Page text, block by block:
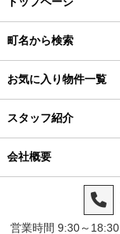
町名から検索
お気に入り物件一覧
スタッフ紹介
会社概要
営業時間 9:30～18:30